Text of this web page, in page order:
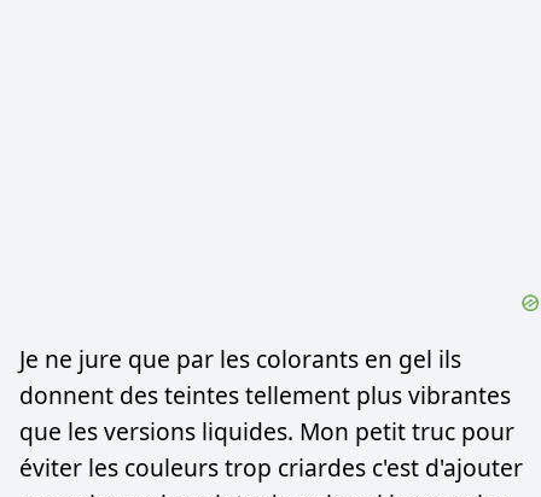
Je ne jure que par les colorants en gel ils
donnent des teintes tellement plus vibrantes
que les versions liquides. Mon petit truc pour
éviter les couleurs trop criardes c'est d'ajouter